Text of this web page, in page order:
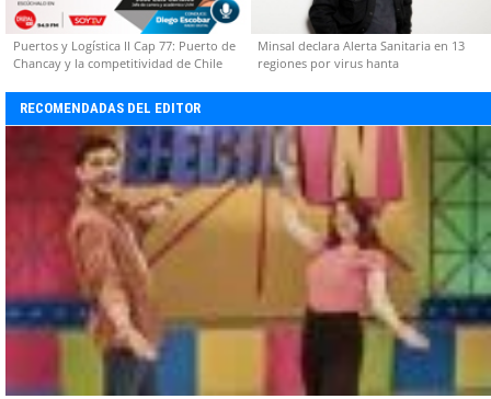
Puertos y Logística II Cap 77: Puerto de
Chancay y la competitividad de Chile
Minsal declara Alerta Sanitaria en 13
regiones por virus hanta
RECOMENDADAS DEL EDITOR